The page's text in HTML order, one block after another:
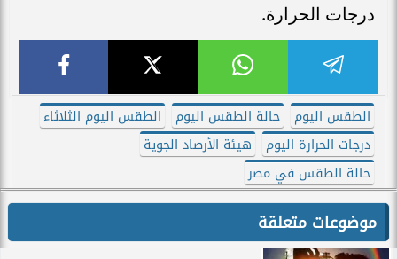
درجات الحرارة.
الطقس اليوم حالة الطقس اليوم
الطقس اليوم الثلاثاء
درجات الحرارة اليوم
هيئة الأرصاد الجوية
حالة الطقس في مصر
موضوعات متعلقة